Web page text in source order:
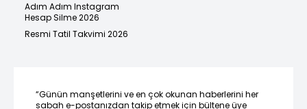
Adım Adım Instagram
Hesap Silme 2026
Resmi Tatil Takvimi 2026
“Günün manşetlerini ve en çok okunan haberlerini her
sabah e-postanızdan takip etmek için bültene üye